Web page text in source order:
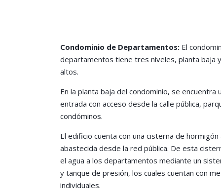
Condominio de Departamentos: El
departamentos tiene tres niveles, planta baja
altos.
En la planta baja del condominio, se encuentra
entrada con acceso desde la calle pública,
condóminos.
El edificio cuenta con una cisterna de hormigón
abastecida desde la red pública. De esta
el agua a los departamentos mediante un
y tanque de presión, los cuales cuentan con
individuales.